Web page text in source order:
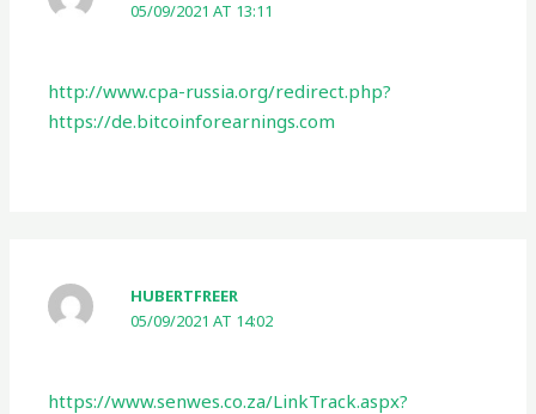
05/09/2021 AT 13:11
http://www.cpa-russia.org/redirect.php?
https://de.bitcoinforearnings.com
HUBERTFREER
05/09/2021 AT 14:02
https://www.senwes.co.za/LinkTrack.aspx?